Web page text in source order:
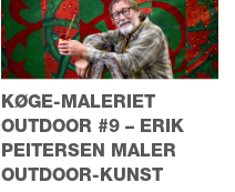
KØGE-MALERIET
OUTDOOR #9 – ERIK
PEITERSEN MALER
OUTDOOR-KUNST